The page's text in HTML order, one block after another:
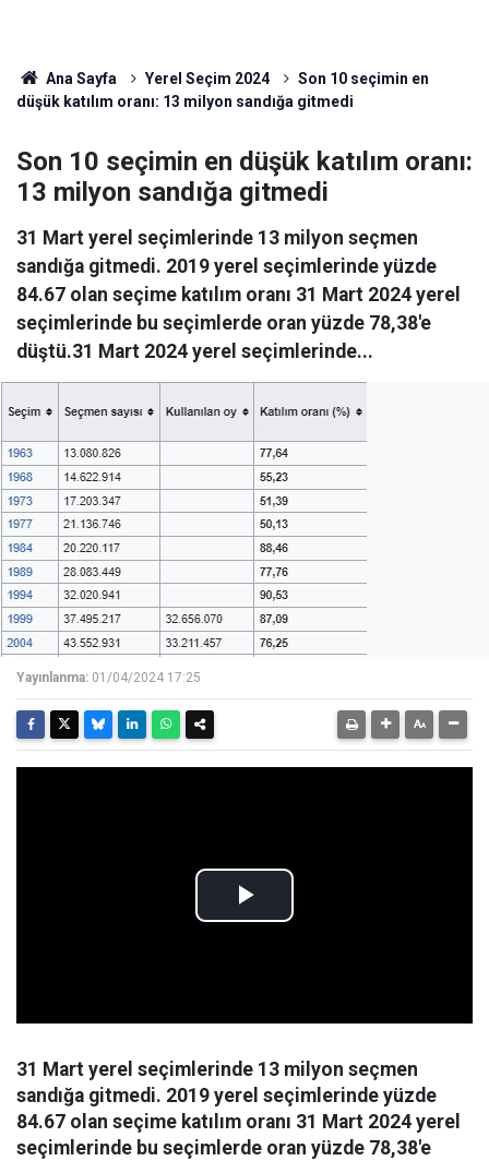
Ana Sayfa Yerel Seçim 2024
Son 10 seçimin en
düşük katılım oranı: 13 milyon sandığa gitmedi
Son 10 seçimin en düşük katılım oranı:
13 milyon sandığa gitmedi
31 Mart yerel seçimlerinde 13 milyon seçmen
sandığa gitmedi. 2019 yerel seçimlerinde yüzde
84.67 olan seçime katılım oranı 31 Mart 2024 yerel
seçimlerinde bu seçimlerde oran yüzde 78,38'e
düştü.31 Mart 2024 yerel seçimlerinde...
Yayınlanma: 01/04/2024 17:25
31 Mart yerel seçimlerinde 13 milyon seçmen
sandığa gitmedi. 2019 yerel seçimlerinde yüzde
84.67 olan seçime katılım oranı 31 Mart 2024 yerel
seçimlerinde bu seçimlerde oran yüzde 78,38'e